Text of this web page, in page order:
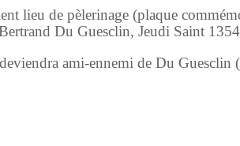
lieu de pèlerinage (plaque
Du Guesclin, Jeudi Saint
ami-ennemi de Du Guesclin